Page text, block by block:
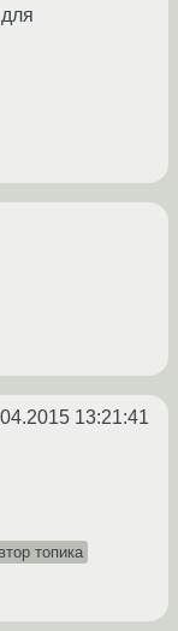
13:21:41
топика